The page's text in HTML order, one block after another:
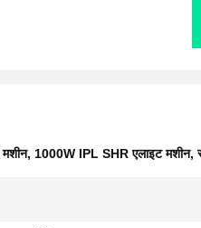
, 1000W IPL SHR एलाइट मशीन,